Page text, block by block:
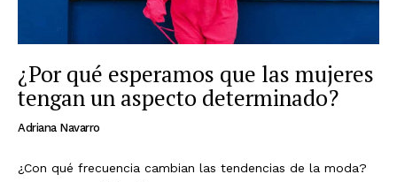
¿Por qué esperamos que las mujeres
tengan un aspecto determinado?
Adriana Navarro
¿Con qué frecuencia cambian las tendencias de la moda?